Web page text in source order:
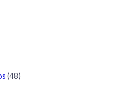
(48)